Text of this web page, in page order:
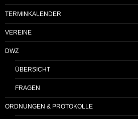
TERMINKALENDER
VEREINE
DWZ
ÜBERSICHT
FRAGEN
ORDNUNGEN & PROTOKOLLE